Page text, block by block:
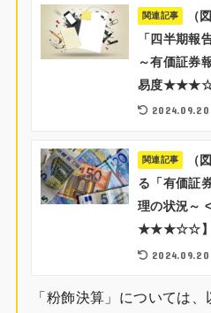
関連記事
（
「四半期報
～有価証券
易度
2024.09.20
関連記事
（
る「有価証
理の状況～
★★★☆☆】
2024.09.20
「粉飾決算」については